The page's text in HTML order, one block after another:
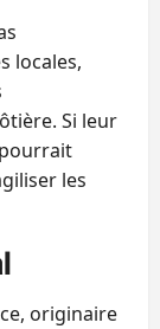
locales,
Si leur
les
originaire